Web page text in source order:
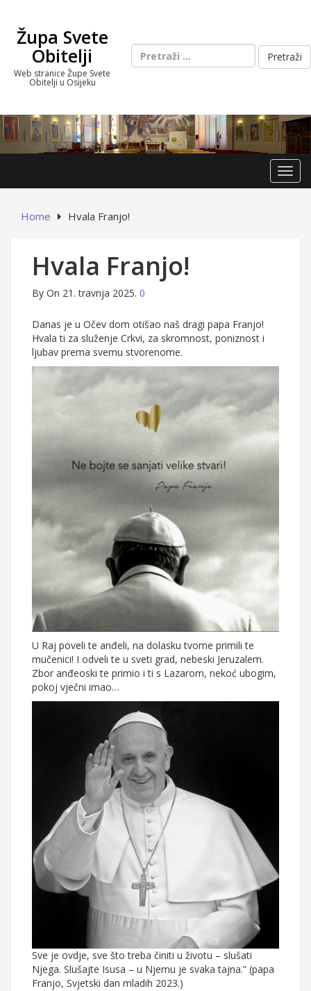
contentŽupa Svete
Obitelji
Web stranice Župe Svete
Obitelji u Osijeku
Pretraži:
Home Hvala Franjo!
Hvala Franjo!
By On 21. travnja 2025. 0
Danas je u Očev dom otišao naš dragi papa Franjo!
Hvala ti za služenje Crkvi, za skromnost, poniznost i
ljubav prema svemu stvorenome.
U Raj poveli te anđeli, na dolasku tvome primili te
mučenici! I odveli te u sveti grad, nebeski Jeruzalem.
Zbor anđeoski te primio i ti s Lazarom, nekoć ubogim,
pokoj vječni imao…
Sve je ovdje, sve što treba činiti u životu – slušati
Njega. Slušajte Isusa – u Njemu je svaka tajna.” (papa
Franjo, Svjetski dan mladih 2023.)